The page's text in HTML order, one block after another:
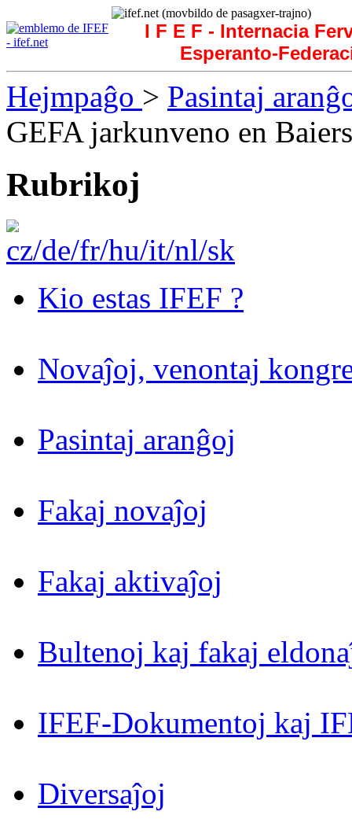
I F E F - Internacia
Esperanto-
Hejmpaĝo > Pasintaj
GEFA jarkunveno en
Rubrikoj
Kio estas IFEF ?
Novaĵoj, venontaj
Pasintaj aranĝoj
Fakaj novaĵoj
Fakaj aktivaĵoj
Bultenoj kaj fakaj
IFEF-Dokumentoj kaj
Diversaĵoj